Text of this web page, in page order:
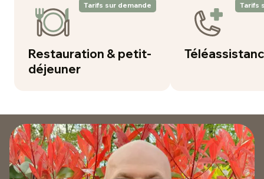
Tarifs sur demande
Restauration & petit-
déjeuner
Tarifs